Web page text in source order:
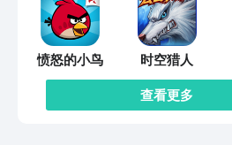
愤怒的小鸟 时空猎人
查看更多